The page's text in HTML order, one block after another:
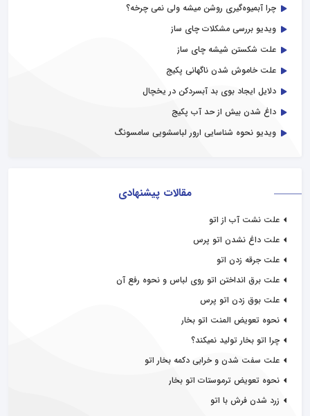
چرا آبمیوه‌گیری روشن میشه ولی نمی چرخه؟
ویدیو بررسی مشکلات چای ساز
علت شکستن شیشه چای ساز
علت خاموش شدن ناگهانی پکیج
دلایل ایجاد بوی بد آبسردکن در یخچال
داغ شدن بیش از حد آب پکیج
ویدیو نحوه شناسایی ارور لباسشویی سامسونگ
مقالات پیشنهادی
علت نشت آب از اتو
علت داغ نشدن اتو پرس
علت جرقه زدن اتو
علت برق انداختن اتو روی لباس و نحوه رفع آن
علت بوق زدن اتو پرس
نحوه تعویض المنت اتو بخار
چرا اتو بخار تولید نمیکند؟
علت سفت شدن و خرابی دکمه بخار اتو
نحوه تعویض ترموستات اتو بخار
زرد شدن فرش با اتو